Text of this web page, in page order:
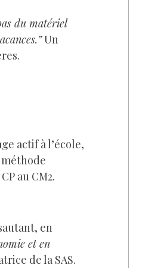
du matériel
Un
actif à l’école,
au CM2.
en
et en
de la SAS.